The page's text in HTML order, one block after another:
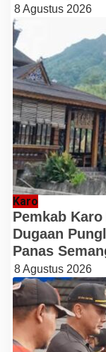
8 Agustus 2026
Karo
Pemkab
Dugaan
Panas
8 Agustus 2026